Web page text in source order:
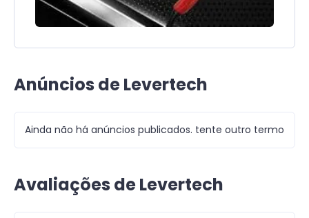
Anúncios de Levertech
Ainda não há anúncios publicados. tente outro termo
Avaliações de Levertech